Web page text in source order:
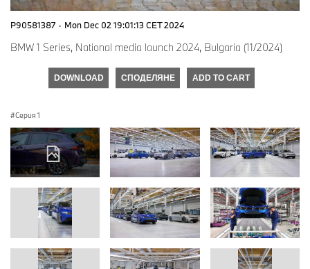
P90581387 · Mon Dec 02 19:01:13 CET 2024
BMW 1 Series, National media launch 2024, Bulgaria (11/2024)
DOWNLOAD СПОДЕЛЯНЕ ADD TO CART
Серия 1